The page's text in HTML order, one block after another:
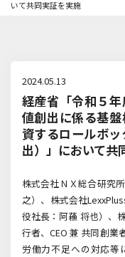
いて共同実証を実施
2024.05.13
経産省「令和５
値創出に係る基
資するロールボ
出）」において共
株式会社ＮＸ総合研究
之）、株式会社
役社長：阿蘓 将也）、
行者、CEO兼 共同創業
労働力不足への対応等